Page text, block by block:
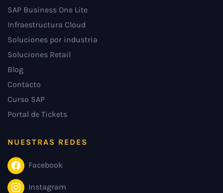
SAP Business One Lite
Infraestructura Cloud
Soluciones por industria
Soluciones Retail
Blog
Contacto
Curso SAP
Portal de Tickets
NUESTRAS REDES
Facebook
Instagram